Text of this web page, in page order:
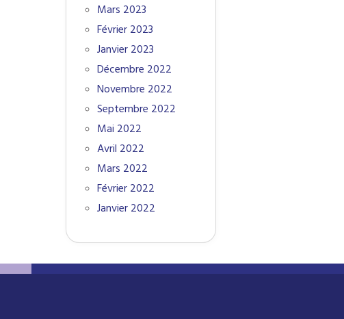
Mars 2023
Février 2023
Janvier 2023
Décembre 2022
Novembre 2022
Septembre 2022
Mai 2022
Avril 2022
Mars 2022
Février 2022
Janvier 2022